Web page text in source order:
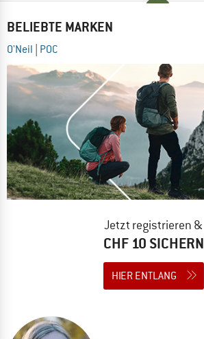
BELIEBTE MARKEN
O'Neil POC
Jetzt registrieren &
CHF 10 SICHERN
HIER ENTLANG